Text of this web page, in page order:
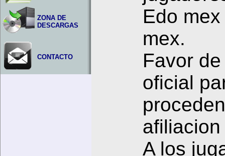
ZONA DE
DESCARGAS
CONTACTO
Edo
mex.
Favor
oficial
A los